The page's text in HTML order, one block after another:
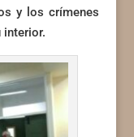
y los crímenes
interior.